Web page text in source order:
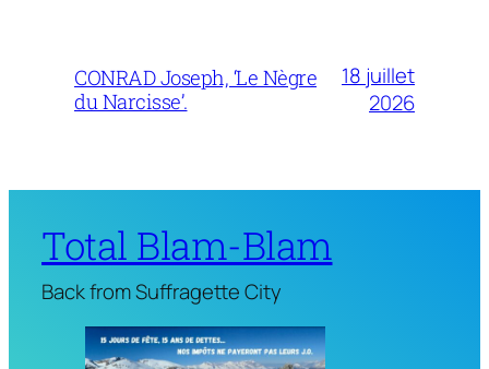
CONRAD Joseph, ‘Le Nègre
du Narcisse’.
18 juillet
2026
Total Blam-Blam
Back from Suffragette City